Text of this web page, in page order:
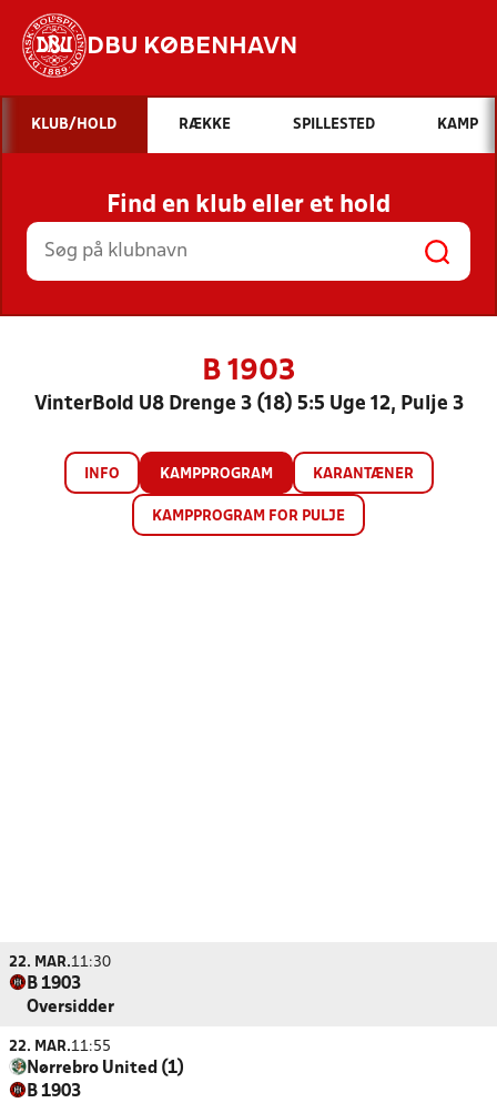
DBU KØBENHAVN
Hvad vil du søge efter?
INDHOLD OG NYHEDER
STILLINGER, RESULTATER, KLUBBER OG
HOLD
KLUB/HOLD RÆKKE SPILLESTED KAMP
Find en klub eller et hold
B 1903
VinterBold U8 Drenge 3 (18) 5:5 Uge 12, Pulje 3
INFO KAMPPROGRAM KARANTÆNER
KAMPPROGRAM FOR PULJE
22. MAR.11:30
B 1903
Oversidder
22. MAR.11:55
Nørrebro United (1)
B 1903